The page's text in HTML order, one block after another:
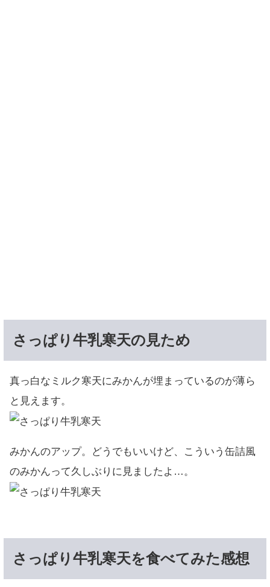
さっぱり牛乳寒天の見ため
真っ白なミルク寒天にみかんが埋まっているのが薄ら
と見えます。
みかんのアップ。どうでもいいけど、こういう缶詰風
のみかんって久しぶりに見ましたよ…。
さっぱり牛乳寒天を食べてみた感想